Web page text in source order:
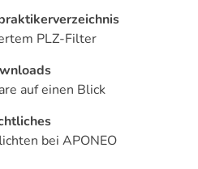
PLZ-Filter
auf einen Blick
bei APONEO